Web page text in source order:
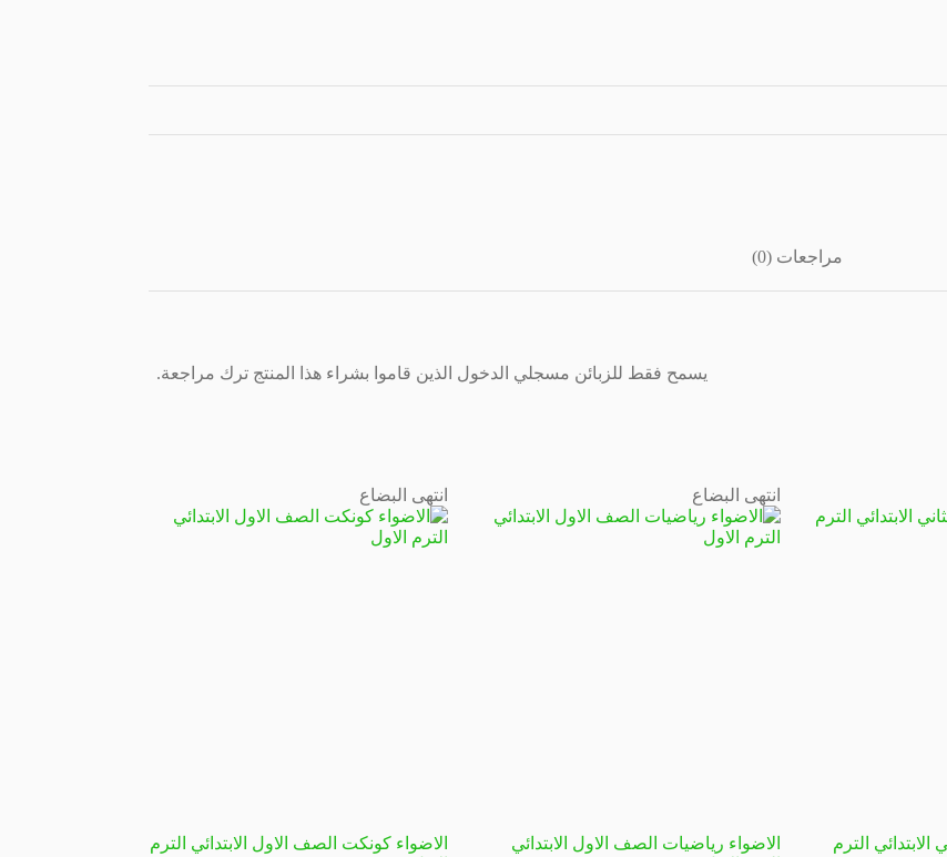
مراجعات (0)
يسمح فقط للزبائن مسجلي الدخول الذين قاموا بشراء هذا المنتج ترك مراجعة.
الترم
انتهى البضاع
الاضواء رياضيات الصف الاول الابتدائي
انتهى البضاع
الاضواء كونكت الصف الاول الابتدائي الترم